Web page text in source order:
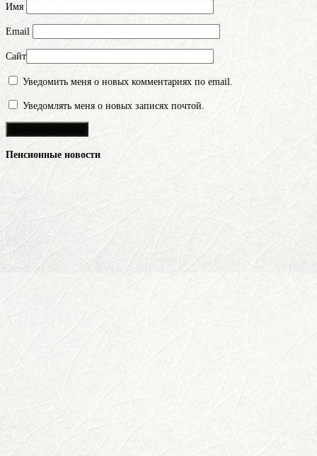
Имя
Email
Сайт
Уведомить меня о новых комментариях по email.
Уведомлять меня о новых записях почтой.
Пенсионные новости